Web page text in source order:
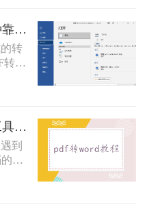
面
提
PDF转Word保留原格式：3种靠谱方法的关键参数配置！
转
转完
打
式
文
式
PDF格式文件转Word：5种工具按文件来源和用途对照选择！
到
需
直
要